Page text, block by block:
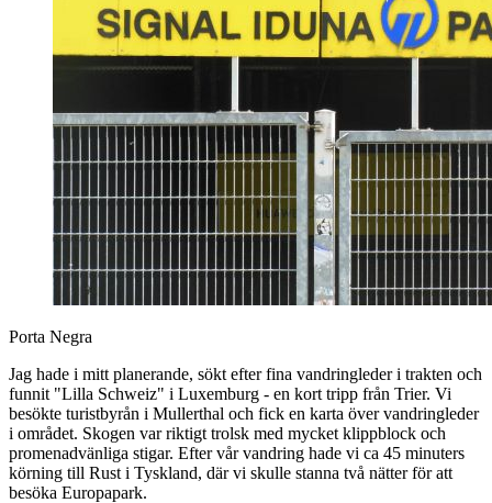
Porta Negra
Jag hade i mitt planerande, sökt efter fina vandringleder i trakten och
funnit "Lilla Schweiz" i Luxemburg - en kort tripp från Trier. Vi
besökte turistbyrån i Mullerthal och fick en karta över vandringleder
i området. Skogen var riktigt trolsk med mycket klippblock och
promenadvänliga stigar. Efter vår vandring hade vi ca 45 minuters
körning till Rust i Tyskland, där vi skulle stanna två nätter för att
besöka Europapark.